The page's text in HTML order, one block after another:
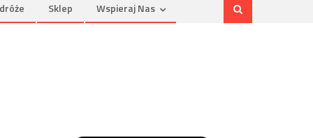
Sklep Wspieraj Nas